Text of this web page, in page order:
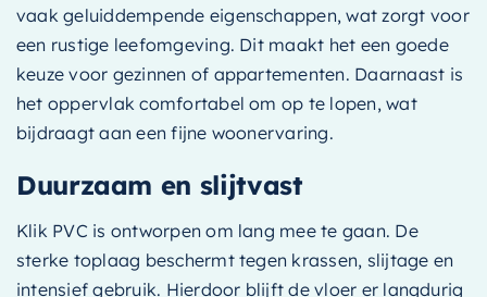
vaak geluiddempende eigenschappen, wat zorgt voor
een rustige leefomgeving. Dit maakt het een goede
keuze voor gezinnen of appartementen. Daarnaast is
het oppervlak comfortabel om op te lopen, wat
bijdraagt aan een fijne woonervaring.
Duurzaam en slijtvast
Klik PVC is ontworpen om lang mee te gaan. De
sterke toplaag beschermt tegen krassen, slijtage en
intensief gebruik. Hierdoor blijft de vloer er langdurig